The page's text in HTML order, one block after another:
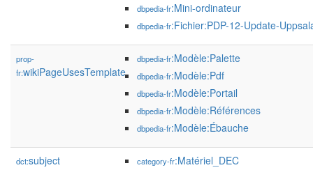
dbpedia-fr:Mini-ordinateur
dbpedia-fr:Fichier:PDP-12-Update-
prop-
fr:wikiPageUsesTemplate
dbpedia-fr:Modèle:Palette
dbpedia-fr:Modèle:Pdf
dbpedia-fr:Modèle:Portail
dbpedia-fr:Modèle:Références
dbpedia-fr:Modèle:Ébauche
dct:subject category-fr:Matériel_DEC